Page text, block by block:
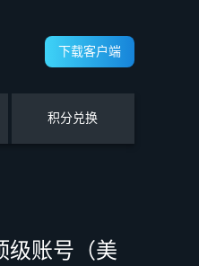
下载客户端
积分兑换
级账号（美